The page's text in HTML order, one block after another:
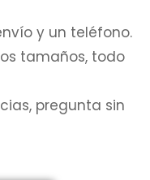
y un teléfono.
tamaños, todo
pregunta sin